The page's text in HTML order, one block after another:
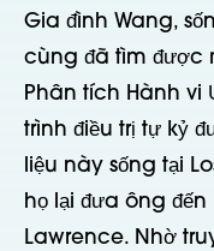
Gia đình Wang,
cùng đã tìm được
Phân tích Hành vi
trình điều trị tự kỷ
liệu này sống tại
họ lại đưa ông
Lawrence. Nhờ